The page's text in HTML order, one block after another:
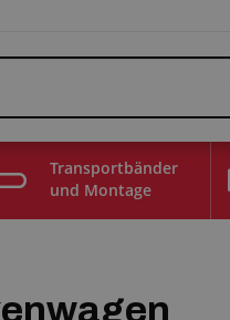
Transportbänder
und Montage